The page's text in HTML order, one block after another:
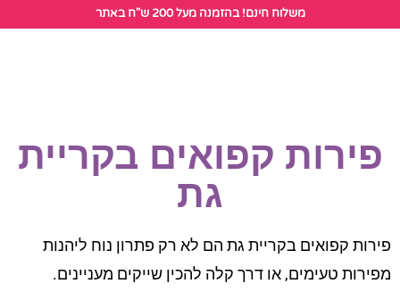
משלוח חינם! בהזמנה מעל 200 ש"ח באתר
פירות קפואים בקריית
גת
פירות קפואים בקריית גת הם לא רק פתרון נוח ליהנות
מפירות טעימים, או דרך קלה להכין שייקים מעניינים.